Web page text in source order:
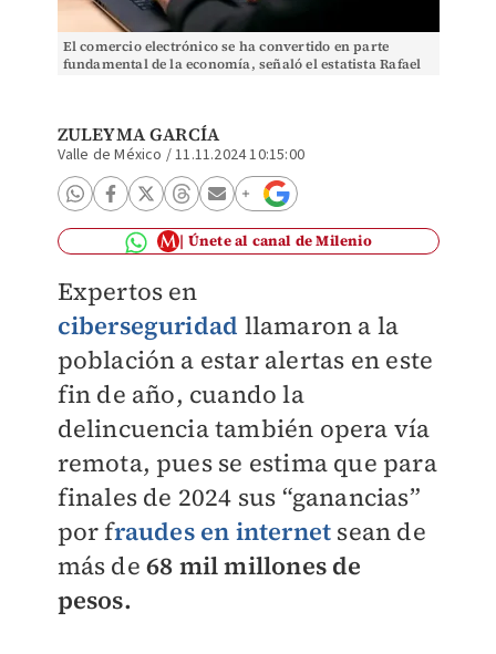
El comercio electrónico se ha convertido en parte
fundamental de la economía, señaló el estatista Rafael
ZULEYMA GARCÍA
Valle de México /11.11.2024 10:15:00
Únete al canal de Milenio
Expertos en
ciberseguridad llamaron a la
población a estar alertas en este
fin de año, cuando la
delincuencia también opera vía
remota, pues se estima que para
finales de 2024 sus “ganancias”
por fraudes en internet sean de
más de 68 milmillones de
pesos.